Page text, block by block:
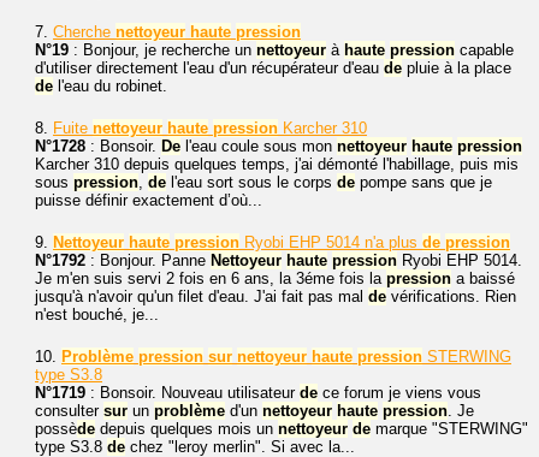
7. Cherche nettoyeur haute pression
N°19 : Bonjour, je recherche un nettoyeur à haute pression capable
d'utiliser directement l'eau d'un récupérateur d'eau de pluie à la place
de l'eau du robinet.
8. Fuite nettoyeur haute pression Karcher 310
N°1728 : Bonsoir. De l'eau coule sous mon nettoyeur haute pression
Karcher 310 depuis quelques temps, j'ai démonté l'habillage, puis mis
sous pression, de l'eau sort sous le corps de pompe sans que je
puisse définir exactement d’où...
9. Nettoyeur haute pression Ryobi EHP 5014 n'a plus de pression
N°1792 : Bonjour. Panne Nettoyeur haute pression Ryobi EHP 5014.
Je m'en suis servi 2 fois en 6 ans, la 3éme fois la pression a baissé
jusqu'à n'avoir qu'un filet d'eau. J'ai fait pas mal de vérifications. Rien
n'est bouché, je...
10. Problème pression sur nettoyeur haute pression STERWING
type S3.8
N°1719 : Bonsoir. Nouveau utilisateur de ce forum je viens vous
consulter sur un problème d'un nettoyeur haute pression. Je
possède depuis quelques mois un nettoyeur de marque "STERWING"
type S3.8 de chez "leroy merlin". Si avec la...